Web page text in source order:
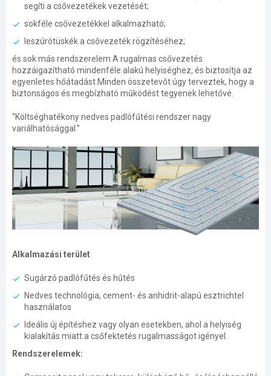
segíti a csővezetékek vezetését;
sokféle csővezetékkel alkalmazható;
leszúrótüskék a csővezeték rögzítéséhez;
és sok más rendszerelem A rugalmas csővezetés
hozzáigazítható mindenféle alakú helyiséghez, és biztosítja az
egyenletes hőátadást.Minden összetevőt úgy terveztek, hogy a
biztonságos és megbízható működést tegyenek lehetővé.
“Költséghatékony nedves padlófűtési rendszer nagy
variálhatósággal.”
Alkalmazási terület
Sugárzó padlófűtés és hűtés
Nedves technológia, cement- és anhidrit-alapú esztrichtel
használatos
Ideális új építéshez vagy olyan esetekben, ahol a helyiség
kialakítás miatt a csőfektetés rugalmasságot igényel.
Rendszerelemek: